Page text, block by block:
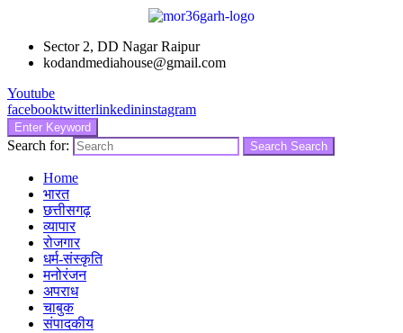
Sector 2, DD Nagar Raipur
kodandmediahouse@gmail.com
Youtube
facebooktwitterlinkedininstagram
Enter Keyword
Search for: Search Search
Home
भारत
छत्तीसगढ़
व्यापार
रोजगार
धर्म-संस्कृति
मनोरंजन
अपराध
चाबुक
संपादकीय